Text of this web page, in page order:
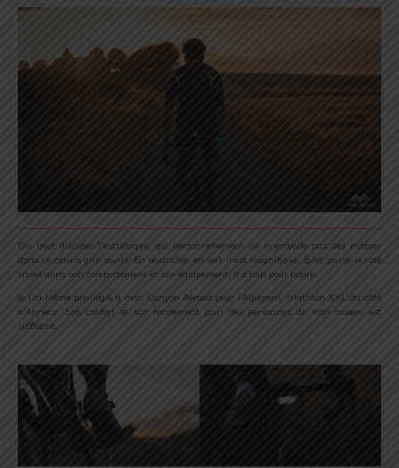
On peut discuter l’esthétique, qui personnellement ne m’emballe pas des masses
dans ce coloris gris souris. En revanche, en vert il est magnifique. Bref, passé le côté
visuel dans son comportement et son équipement, il a tout pour plaire.
Je l’ai même privilégié à mon Canyon Aéroad pour l’Alpsman, triathlon XXL du côté
d’Annecy. Son confort et son rendement pour des personnes de mon niveau est
suffisant.